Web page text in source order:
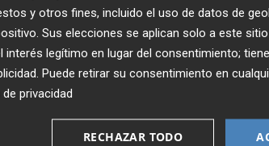
toda la actualidad de
Podcast en tu correo
y otros fines, incluido el uso de datos de
Sus elecciones se aplican solo a este
interés legítimo en lugar del consentimiento;
. Puede retirar su consentimiento en
privacidad
RECHAZAR TODO